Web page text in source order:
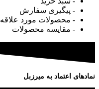
- پیگیری سفارش
- محصولات مورد علاقه
- مقایسه محصولات
نمادهای اعتماد به میرزبل